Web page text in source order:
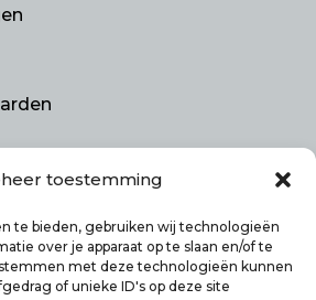
toestemming
te bieden, gebruiken wij technologieën
over je apparaat op te slaan en/of te
met deze technologieën kunnen
of unieke ID's op deze site